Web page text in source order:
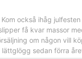
också ihåg
få kvar massor
om någon vill
sedan förra